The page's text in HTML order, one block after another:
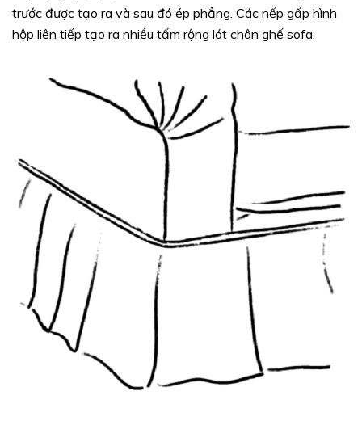
trước được tạo ra và sau đó ép phẳng. Các nếp gấp hình
hộp liên tiếp tạo ra nhiều tấm rộng lót chân ghế sofa.